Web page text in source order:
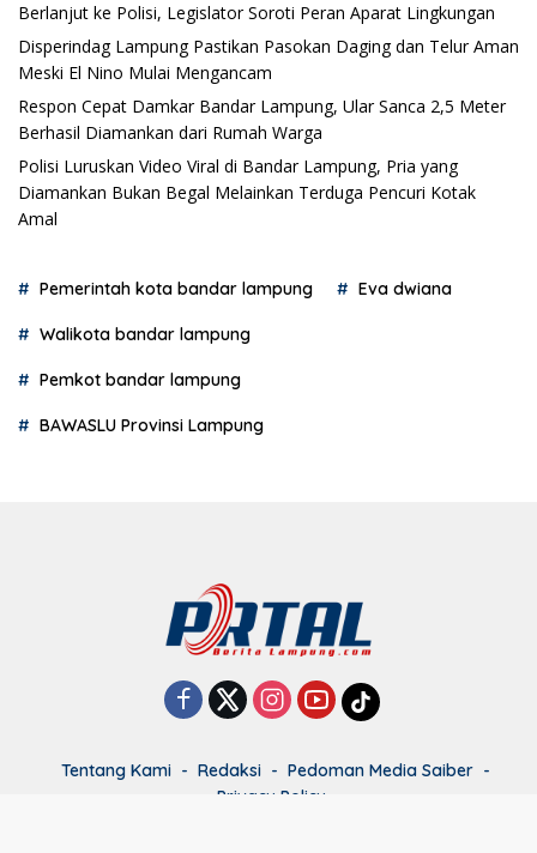
Berlanjut ke Polisi, Legislator Soroti Peran Aparat Lingkungan
Disperindag Lampung Pastikan Pasokan Daging dan Telur Aman
Meski El Nino Mulai Mengancam
Respon Cepat Damkar Bandar Lampung, Ular Sanca 2,5 Meter
Berhasil Diamankan dari Rumah Warga
Polisi Luruskan Video Viral di Bandar Lampung, Pria yang
Diamankan Bukan Begal Melainkan Terduga Pencuri Kotak
Amal
Pemerintah kota bandar lampung Eva dwiana
Walikota bandar lampung
Pemkot bandar lampung
BAWASLU Provinsi Lampung
Tentang Kami Redaksi
Pedoman Media Saiber
Privacy Policy